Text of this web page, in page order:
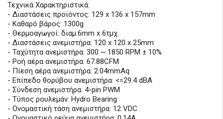
Τεχνικά Χαρακτηριστικά:
- Διαστάσεις προϊόντος: 129 x 136 x 157mm
- Καθαρό βάρος: 1300g
- Θερμοαγωγοί: διαμ.6mm x 6τμχ.
- Διαστάσεις ανεμιστήρα: 120 x 120 x 25mm
- Ταχύτητα ανεμιστήρα: 300 ~ 1850 RPM ± 10%
- Ροή αέρα ανεμιστήρα: 67.88CFM
- Πίεση αέρα ανεμιστήρα: 2.04mmAq
- Επίπεδο θορύβου ανεμιστήρα: <=29.4 dBA
- Σύνδεση ανεμιστήρα: 4-pin PWM
- Τύπος ρουλεμάν: Hydro Bearing
- Ονομαστική τάση ανεμιστήρα: 12 VDC